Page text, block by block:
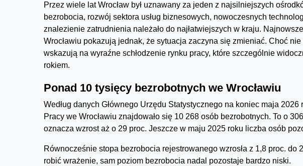
Przez wiele lat Wrocław był uznawany za jeden z najsilniejszych
bezrobocia, rozwój sektora usług biznesowych, nowoczesnych
znalezienie zatrudnienia należało do najłatwiejszych w kraju.
Wrocławiu pokazują jednak, że sytuacja zaczyna się zmieniać. Choć
wskazują na wyraźne schłodzenie rynku pracy, które szczególnie
rokiem.
Ponad 10 tysięcy bezrobotnych we Wrocławiu
Według danych Głównego Urzędu Statystycznego na koniec maja
Pracy we Wrocławiu znajdowało się 10 268 osób bezrobotnych. To o
oznacza wzrost aż o 29 proc. Jeszcze w maju 2025 roku liczba osób
Równocześnie stopa bezrobocia rejestrowanego wzrosła z 1,8 proc. do
robić wrażenie, sam poziom bezrobocia nadal pozostaje bardzo niski.